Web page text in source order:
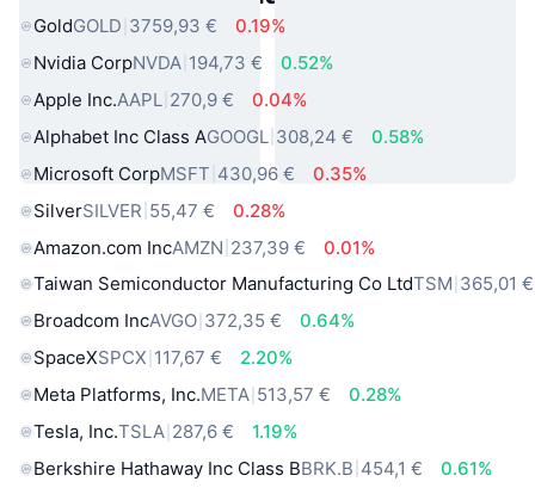
GoldGOLD 3759,93 €
0.19%
Nvidia CorpNVDA 194,73 €
0.52%
Apple Inc.AAPL 270,9 €
0.04%
Alphabet Inc Class AGOOGL 308,24 €
0.58%
Microsoft CorpMSFT 430,96 €
0.35%
SilverSILVER 55,47 €
0.28%
Amazon.com IncAMZN 237,39 €
0.01%
Taiwan Semiconductor Manufacturing Co LtdTSM 365,01 €
Broadcom IncAVGO 372,35 €
0.64%
SpaceXSPCX 117,67 €
2.20%
Meta Platforms, Inc.META 513,57 €
0.28%
Tesla, Inc.TSLA 287,6 €
1.19%
Berkshire Hathaway Inc Class BBRK.B 454,1 €
0.61%